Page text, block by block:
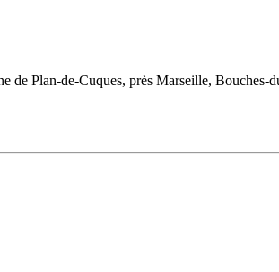
de Plan-de-Cuques, près Marseille, Bouches-